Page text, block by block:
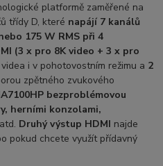
platformě zaměřené na
třídy D, které napájí 7 kanálů
175 W RMS při 4
(3 x pro 8K video + 3 x pro
i v pohotovostním režimu a 2
zpětného zvukového
bezproblémovou
herními konzolami,
Druhý výstup HDMI najde
pokud chcete využít přídavný